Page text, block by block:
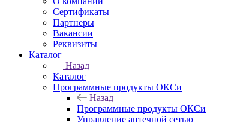
Сертификаты
Партнеры
Вакансии
Реквизиты
Каталог
Назад
Каталог
Программные продукты ОКСи
Назад
Программные продукты ОКСи
Управление аптечной сетью